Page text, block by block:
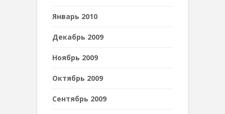
Январь 2010
Декабрь 2009
Ноябрь 2009
Октябрь 2009
Сентябрь 2009